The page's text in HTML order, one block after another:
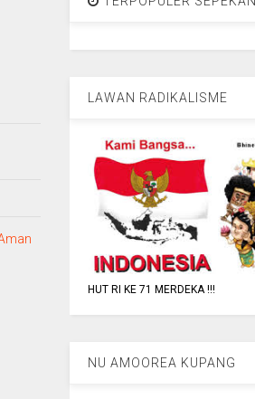
LAWAN RADIKALISME
HUT RI KE 71 MERDEKA !!!
NU AMOOREA KUPANG